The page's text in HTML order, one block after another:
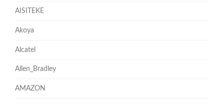
AISITEKE
Akoya
Alcatel
Allen_Bradley
AMAZON